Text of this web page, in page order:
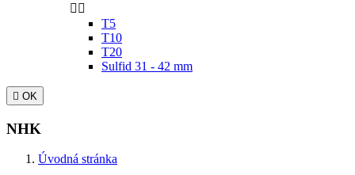
 
T5
T10
T20
Sulfid 31 - 42 mm
 OK
NHK
Úvodná stránka